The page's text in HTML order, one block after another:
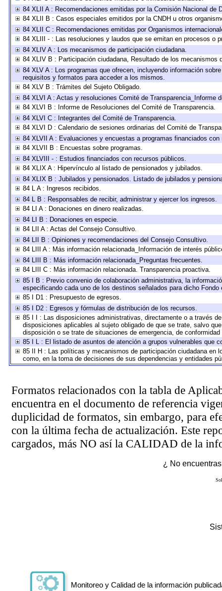
84 XLII A : Recomendaciones emitidas por la Comisión Nacional de
84 XLII B : Casos especiales emitidos por la CNDH u otros
84 XLII C : Recomendaciones emitidas por Organismos
84 XLIII - : Las resoluciones y laudos que se emitan en procesos o
84 XLIV A : Los mecanismos de participación ciudadana.
84 XLIV B : Participación ciudadana, Resultado de los mecanismos
84 XLV A : Los programas que ofrecen, incluyendo información
requisitos y formatos para acceder a los mismos.
84 XLV B : Trámites del Sujeto Obligado.
84 XLVI A : Actas y resoluciones Comité de Transparencia_Informe
84 XLVI B : Informe de Resoluciones del Comité de Transparencia.
84 XLVI C : Integrantes del Comité de Transparencia.
84 XLVI D : Calendario de sesiones ordinarias del Comité de
84 XLVII A : Evaluaciones y encuestas a programas financiados con
84 XLVII B : Encuestas sobre programas.
84 XLVIII - : Estudios financiados con recursos públicos.
84 XLIX A : Hipervínculo al listado de pensionados y jubilados.
84 XLIX B : Jubilados y pensionados. Listado de jubilados y
84 L A : Ingresos recibidos.
84 L B : Responsables de recibir, administrar y ejercer los ingresos.
84 LI A : Donaciones en dinero realizadas.
84 LI B : Donaciones en especie.
84 LII A : Actas del Consejo Consultivo.
84 LII B : Opiniones y recomendaciones del Consejo Consultivo.
84 LIII A : Más información relacionada_Información de interés
84 LIII B : Más información relacionada_Preguntas frecuentes.
84 LIII C : Más información relacionada. Transparencia proactiva.
85 I B : Previo convenio de colaboración administrativa, la
especificando cada uno de los destinos señalados para dicho
85 I D1 : Presupuesto de egresos.
85 I D2 : Egresos y fórmulas de distribución de los recursos.
85 I I : Las disposiciones administrativas, directamente o a través
disposiciones aplicables al sujeto obligado de que se trate, salvo
disposición o se trate de situaciones de emergencia, de
85 I L : El listado de asuntos de atención a grupos vulnerables que
85 II H : Las políticas y mecanismos de participación ciudadana en
como, en la toma de decisiones de sus dependencias y entidades
Formatos relacionados con la tabla de
encuentra en el documento de referencia
duplicidad de formatos, sin embargo, para
con la última fecha de actualización. Este
cargados, más NO así la CALIDAD de la
¿ No
Monitoreo y Calidad de la información